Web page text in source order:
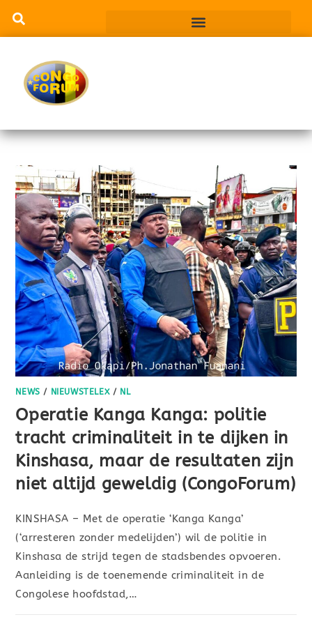
NEWS / NIEUWSTELEX/ NL
Operatie Kanga Kanga: politie
tracht criminaliteit in te dijken in
Kinshasa, maar de resultaten zijn
niet altijd geweldig (CongoForum)
KINSHASA – Met de operatie ‘Kanga Kanga’
(‘arresteren zonder medelijden’) wil de politie in
Kinshasa de strijd tegen de stadsbendes opvoeren.
Aanleiding is de toenemende criminaliteit in de
Congolese hoofdstad,…